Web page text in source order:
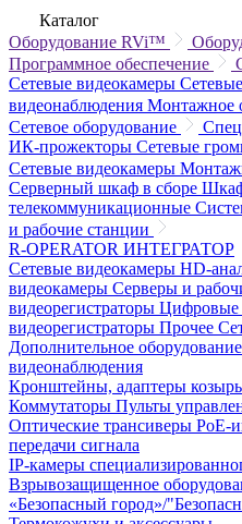
Каталог
Оборудование RVi™
Программное обеспечение
Сетевые видеокамеры
видеонаблюдения Монтажное
Сетевое оборудование
ИК-прожекторы Сетевые
Сетевые видеокамеры
Серверный шкаф в сборе
телекоммуникационные
и рабочие станции
R-OPERATOR ИНТЕГРАТОР
Сетевые видеокамеры HD-
видеокамеры Серверы и
видеорегистраторы Цифровые
видеорегистраторы Прочее
Дополнительное
видеонаблюдения
Кронштейны, адаптеры
Коммутаторы Пульты
Оптические трансиверы PoE-
передачи сигнала
IP-камеры
Взрывозащищенное
«Безопасный город»/